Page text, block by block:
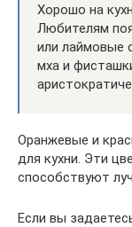
Хорошо на
Любителям
или лаймовые
мха и
Оранжевые и
для кухни. Эти
способствуют
Если вы